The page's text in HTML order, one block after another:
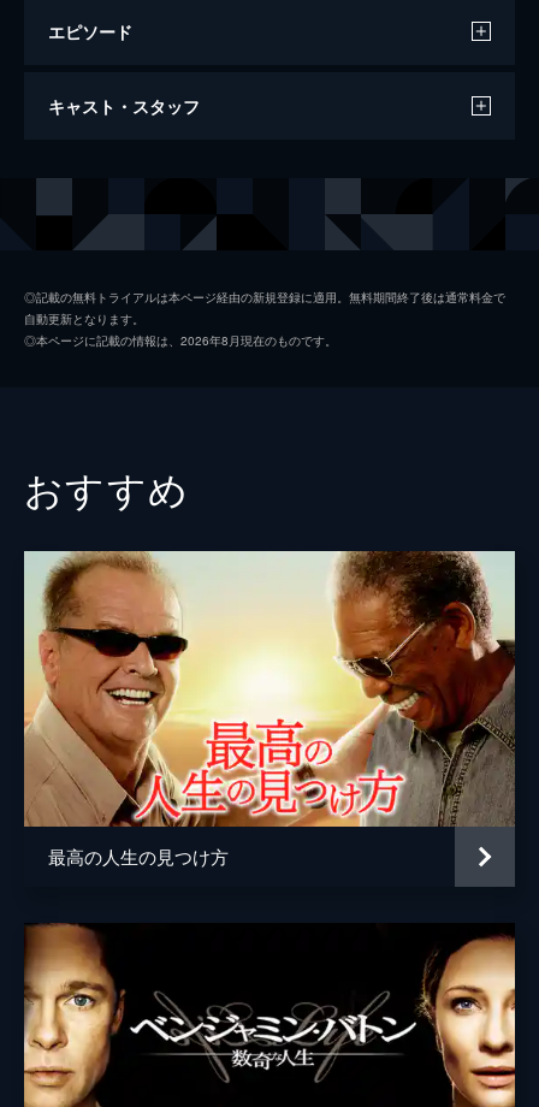
エピソード
セッション
キャスト・スタッフ
Ｊ・Ｋ・シモンズ
スアンヌ・スポーク
マックス・カッシュ
チャーリー・イアン
ジェイソン・ブレア
カヴィタ・パティル
監督 デイミアン・チャゼル
脚本 デイミアン・チャゼル
製作 ジェイソン・ブラム
ヘレン・エスタブルック
ミシェル・リトヴァク
デヴィッド・ランカスター
◎記載の無料トライアルは本ページ経由の新規登録に適用。無料期間終了後は通常料金で
自動更新となります。
◎本ページに記載の情報は、2026年8月現在のものです。
おすすめ
最高の人生の見つけ方